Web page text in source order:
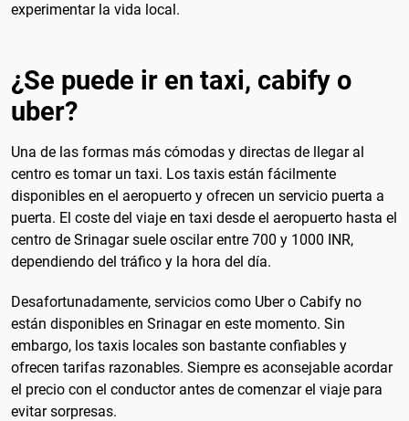
experimentar la vida local.
¿Se puede ir en taxi, cabify o
uber?
Una de las formas más cómodas y directas de llegar al
centro es tomar un taxi. Los taxis están fácilmente
disponibles en el aeropuerto y ofrecen un servicio puerta a
puerta. El coste del viaje en taxi desde el aeropuerto hasta el
centro de Srinagar suele oscilar entre 700 y 1000 INR,
dependiendo del tráfico y la hora del día.
Desafortunadamente, servicios como Uber o Cabify no
están disponibles en Srinagar en este momento. Sin
embargo, los taxis locales son bastante confiables y
ofrecen tarifas razonables. Siempre es aconsejable acordar
el precio con el conductor antes de comenzar el viaje para
evitar sorpresas.